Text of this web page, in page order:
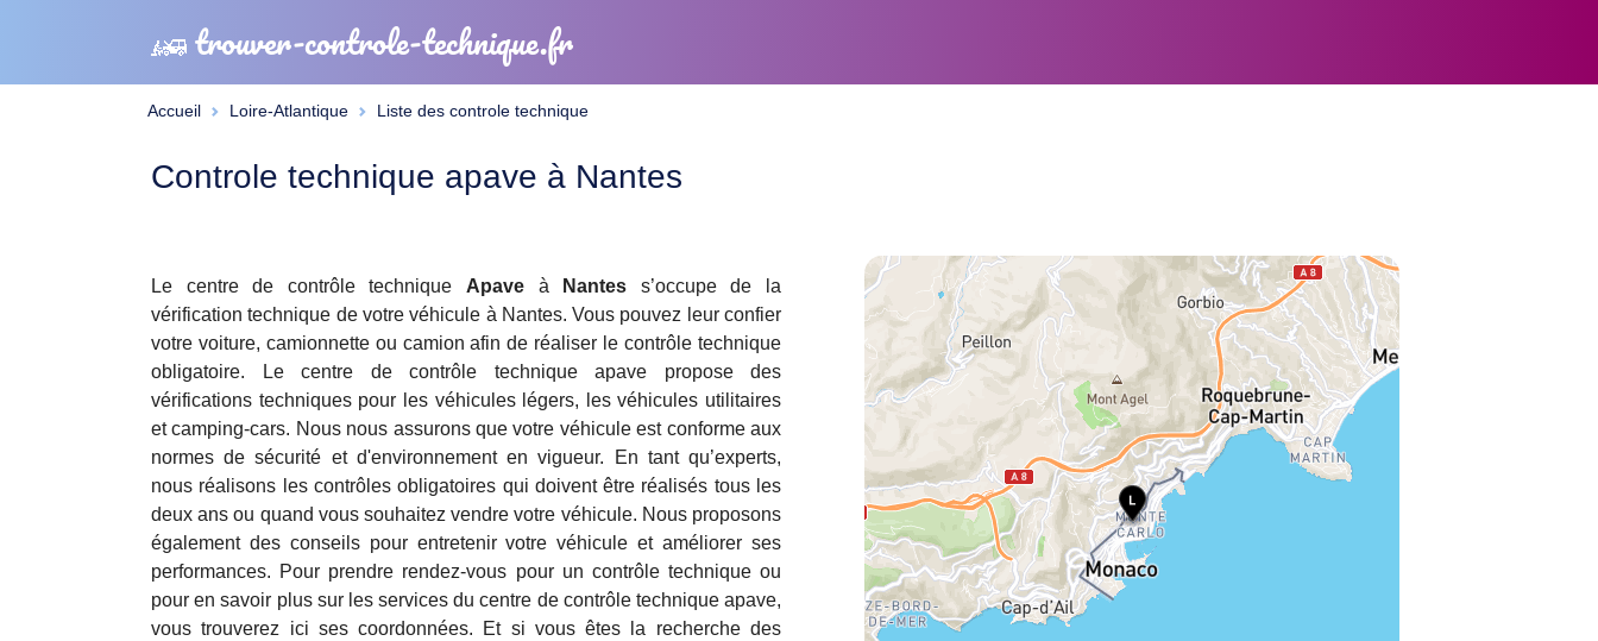
trouver-controle-technique.fr
Accueil Loire-Atlantique Liste des controle technique
Controle technique apave à Nantes
Le centre de contrôle technique Apave à Nantes s’occupe de la
vérification technique de votre véhicule à Nantes. Vous pouvez leur confier
votre voiture, camionnette ou camion afin de réaliser le contrôle technique
obligatoire. Le centre de contrôle technique apave propose des
vérifications techniques pour les véhicules légers, les véhicules utilitaires
et camping-cars. Nous nous assurons que votre véhicule est conforme aux
normes de sécurité et d'environnement en vigueur. En tant qu’experts,
nous réalisons les contrôles obligatoires qui doivent être réalisés tous les
deux ans ou quand vous souhaitez vendre votre véhicule. Nous proposons
également des conseils pour entretenir votre véhicule et améliorer ses
performances. Pour prendre rendez-vous pour un contrôle technique ou
pour en savoir plus sur les services du centre de contrôle technique apave,
vous trouverez ici ses coordonnées. Et si vous êtes la recherche des